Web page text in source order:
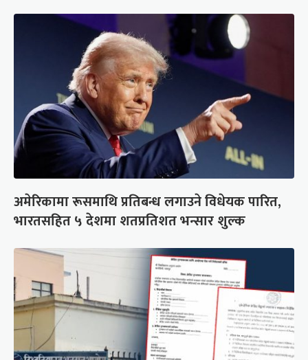
अमेरिकामा रूसमाथि प्रतिबन्ध लगाउने विधेयक पारित,
भारतसहित ५ देशमा शतप्रतिशत भन्सार शुल्क